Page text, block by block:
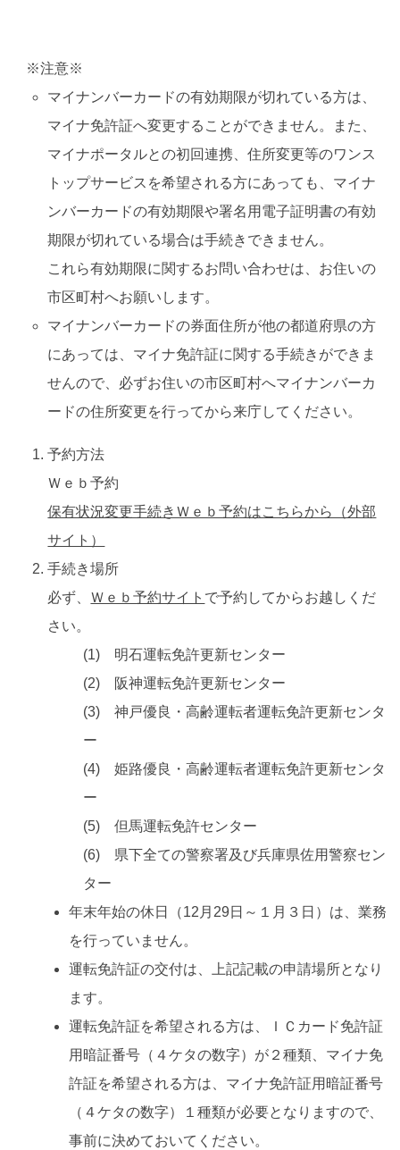
※注意※
マイナンバーカードの有効期限が切れている方は、
マイナ免許証へ変更することができません。また、
マイナポータルとの初回連携、住所変更等のワンス
トップサービスを希望される方にあっても、マイナ
ンバーカードの有効期限や署名用電子証明書の有効
期限が切れている場合は手続きできません。
これら有効期限に関するお問い合わせは、お住いの
市区町村へお願いします。
マイナンバーカードの券面住所が他の都道府県の方
にあっては、マイナ免許証に関する手続きができま
せんので、必ずお住いの市区町村へマイナンバーカ
ードの住所変更を行ってから来庁してください。
予約方法
Ｗｅｂ予約
保有状況変更手続きＷｅｂ予約はこちらから（外部
サイト）
手続き場所
必ず、 Ｗｅｂ予約サイト で予約してからお越しくだ
さい。
(1) 明石運転免許更新センター
(2) 阪神運転免許更新センター
(3) 神戸優良・高齢運転者運転免許更新センタ
ー
(4) 姫路優良・高齢運転者運転免許更新センタ
ー
(5) 但馬運転免許センター
(6) 県下全ての警察署及び兵庫県佐用警察セン
ター
年末年始の休日（12月29日～１月３日）は、業務
を行っていません。
運転免許証の交付は、上記記載の申請場所となり
ます。
運転免許証を希望される方は、ＩＣカード免許証
用暗証番号（４ケタの数字）が２種類、マイナ免
許証を希望される方は、マイナ免許証用暗証番号
（４ケタの数字）１種類が必要となりますので、
事前に決めておいてください。